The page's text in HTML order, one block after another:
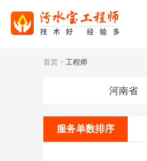
首页 > 工程师
河南省
服务单数排序